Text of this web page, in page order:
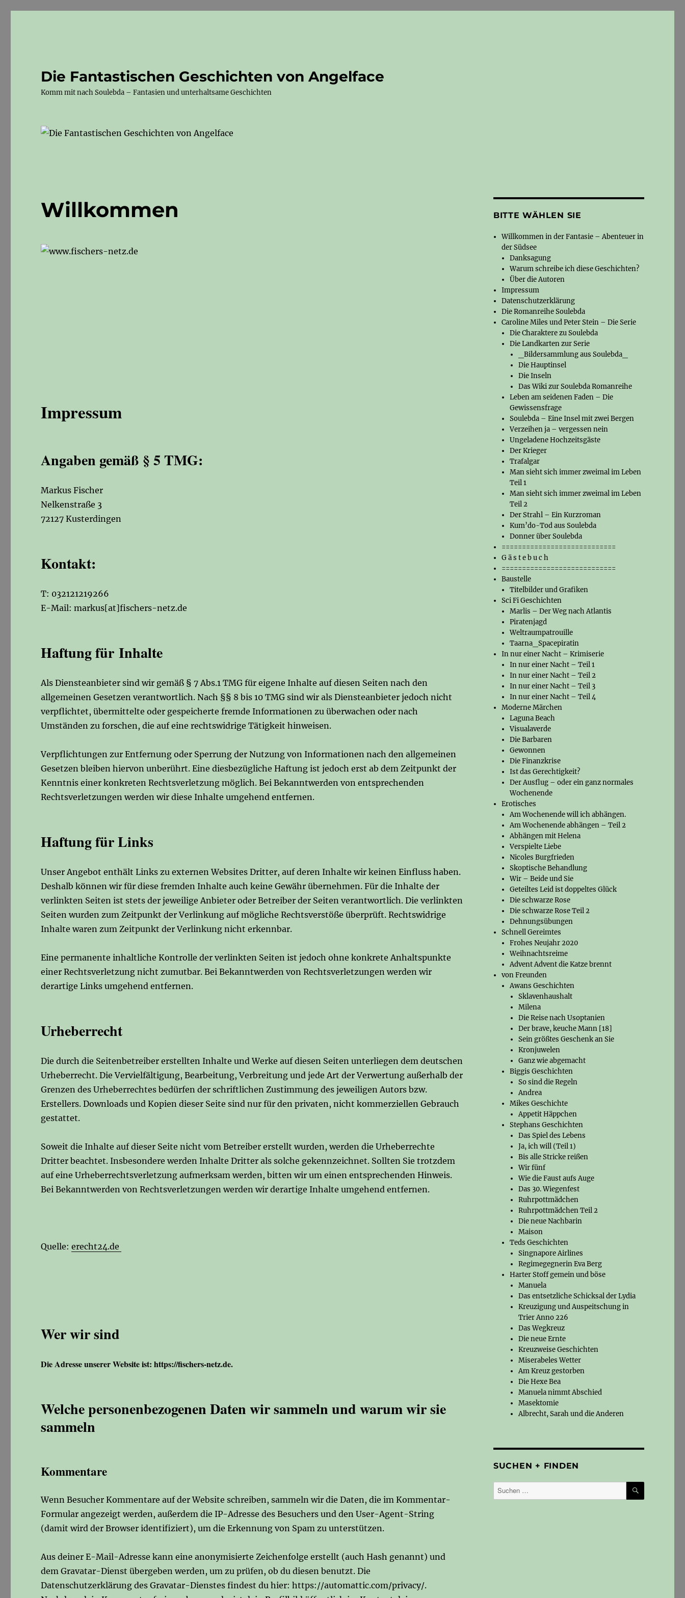
Die Fantastischen Geschichten von Angelface
Komm mit nach Soulebda – Fantasien und unterhaltsame Geschichten
Willkommen
Impressum
Angaben gemäß § 5 TMG:
Markus Fischer
Nelkenstraße 3
72127 Kusterdingen
Kontakt:
T: 032121219266
E-Mail: markus[at]fischers-netz.de
Haftung für Inhalte
Als Diensteanbieter sind wir gemäß § 7 Abs.1 TMG für eigene Inhalte auf diesen Seiten nach den
allgemeinen Gesetzen verantwortlich. Nach §§ 8 bis 10 TMG sind wir als Diensteanbieter jedoch nicht
verpflichtet, übermittelte oder gespeicherte fremde Informationen zu überwachen oder nach
Umständen zu forschen, die auf eine rechtswidrige Tätigkeit hinweisen.
Verpflichtungen zur Entfernung oder Sperrung der Nutzung von Informationen nach den allgemeinen
Gesetzen bleiben hiervon unberührt. Eine diesbezügliche Haftung ist jedoch erst ab dem Zeitpunkt der
Kenntnis einer konkreten Rechtsverletzung möglich. Bei Bekanntwerden von entsprechenden
Rechtsverletzungen werden wir diese Inhalte umgehend entfernen.
Haftung für Links
Unser Angebot enthält Links zu externen Websites Dritter, auf deren Inhalte wir keinen Einfluss haben.
Deshalb können wir für diese fremden Inhalte auch keine Gewähr übernehmen. Für die Inhalte der
verlinkten Seiten ist stets der jeweilige Anbieter oder Betreiber der Seiten verantwortlich. Die verlinkten
Seiten wurden zum Zeitpunkt der Verlinkung auf mögliche Rechtsverstöße überprüft. Rechtswidrige
Inhalte waren zum Zeitpunkt der Verlinkung nicht erkennbar.
Eine permanente inhaltliche Kontrolle der verlinkten Seiten ist jedoch ohne konkrete Anhaltspunkte
einer Rechtsverletzung nicht zumutbar. Bei Bekanntwerden von Rechtsverletzungen werden wir
derartige Links umgehend entfernen.
Urheberrecht
Die durch die Seitenbetreiber erstellten Inhalte und Werke auf diesen Seiten unterliegen dem deutschen
Urheberrecht. Die Vervielfältigung, Bearbeitung, Verbreitung und jede Art der Verwertung außerhalb der
Grenzen des Urheberrechtes bedürfen der schriftlichen Zustimmung des jeweiligen Autors bzw.
Erstellers. Downloads und Kopien dieser Seite sind nur für den privaten, nicht kommerziellen Gebrauch
gestattet.
Soweit die Inhalte auf dieser Seite nicht vom Betreiber erstellt wurden, werden die Urheberrechte
Dritter beachtet. Insbesondere werden Inhalte Dritter als solche gekennzeichnet. Sollten Sie trotzdem
auf eine Urheberrechtsverletzung aufmerksam werden, bitten wir um einen entsprechenden Hinweis.
Bei Bekanntwerden von Rechtsverletzungen werden wir derartige Inhalte umgehend entfernen.
Quelle:erecht24.de
Wer wir sind
Die Adresse unserer Website ist: https://fischers-netz.de.
Welche personenbezogenen Daten wir sammeln und warum wir sie
sammeln
Kommentare
Wenn Besucher Kommentare auf der Website schreiben, sammeln wir die Daten, die im Kommentar-
Formular angezeigt werden, außerdem die IP-Adresse des Besuchers und den User-Agent-String
(damit wird der Browser identifiziert), um die Erkennung von Spam zu unterstützen.
Aus deiner E-Mail-Adresse kann eine anonymisierte Zeichenfolge erstellt (auch Hash genannt) und
dem Gravatar-Dienst übergeben werden, um zu prüfen, ob du diesen benutzt. Die
Datenschutzerklärung des Gravatar-Dienstes findest du hier: https://automattic.com/privacy/.
BITTE WÄHLEN SIE
Willkommen in der Fantasie – Abenteuer in
der Südsee
Danksagung
Warum schreibe ich diese Geschichten?
Über die Autoren
Impressum
Datenschutzerklärung
Die Romanreihe Soulebda
Caroline Miles und Peter Stein – Die Serie
Die Charaktere zu Soulebda
Die Landkarten zur Serie
_Bildersammlung aus Soulebda_
Die Hauptinsel
Die Inseln
Das Wiki zur Soulebda Romanreihe
Leben am seidenen Faden – Die
Gewissensfrage
Soulebda – Eine Insel mit zwei Bergen
Verzeihen ja – vergessen nein
Ungeladene Hochzeitsgäste
Der Krieger
Trafalgar
Man sieht sich immer zweimal im Leben
Teil 1
Man sieht sich immer zweimal im Leben
Teil 2
Der Strahl – Ein Kurzroman
Kum’do-Tod aus Soulebda
Donner über Soulebda
============================
G ä s t e b u c h
============================
Baustelle
Titelbilder und Grafiken
Sci Fi Geschichten
Marlis – Der Weg nach Atlantis
Piratenjagd
Weltraumpatrouille
Taarna_Spacepiratin
In nur einer Nacht – Krimiserie
In nur einer Nacht – Teil 1
In nur einer Nacht – Teil 2
In nur einer Nacht – Teil 3
In nur einer Nacht – Teil 4
Moderne Märchen
Laguna Beach
Visualaverde
Die Barbaren
Gewonnen
Die Finanzkrise
Ist das Gerechtigkeit?
Der Ausflug – oder ein ganz normales
Wochenende
Erotisches
Am Wochenende will ich abhängen.
Am Wochenende abhängen – Teil 2
Abhängen mit Helena
Verspielte Liebe
Nicoles Burgfrieden
Skoptische Behandlung
Wir – Beide und Sie
Geteiltes Leid ist doppeltes Glück
Die schwarze Rose
Die schwarze Rose Teil 2
Dehnungsübungen
Schnell Gereimtes
Frohes Neujahr 2020
Weihnachtsreime
Advent Advent die Katze brennt
von Freunden
Awans Geschichten
Sklavenhaushalt
Milena
Die Reise nach Usoptanien
Der brave, keuche Mann [18]
Sein größtes Geschenk an Sie
Kronjuwelen
Ganz wie abgemacht
Biggis Geschichten
So sind die Regeln
Andrea
Mikes Geschichte
Appetit Häppchen
Stephans Geschichten
Das Spiel des Lebens
Ja, ich will (Teil 1)
Bis alle Stricke reißen
Wir fünf
Wie die Faust aufs Auge
Das 30. Wiegenfest
Ruhrpottmädchen
Ruhrpottmädchen Teil 2
Die neue Nachbarin
Maison
Teds Geschichten
Singnapore Airlines
Regimegegnerin Eva Berg
Harter Stoff gemein und böse
Manuela
Das entsetzliche Schicksal der Lydia
Kreuzigung und Auspeitschung in
Trier Anno 226
Das Wegkreuz
Die neue Ernte
Kreuzweise Geschichten
Miserabeles Wetter
Am Kreuz gestorben
Die Hexe Bea
Manuela nimmt Abschied
Masektomie
Albrecht, Sarah und die Anderen
SUCHEN + FINDEN
Suchen
nach:
SUCHEN